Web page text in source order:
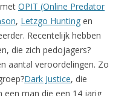
OPIT (Online Predator
, Letzgo Hunting en
Recentelijk hebben
die zich pedojagers?
aantal veroordelingen. Zo
Dark Justice, die
een man die een 14 jarig